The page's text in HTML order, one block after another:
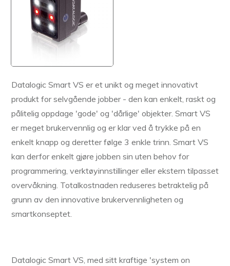
Datalogic Smart VS er et unikt og meget innovativt
produkt for selvgående jobber - den kan enkelt, raskt og
pålitelig oppdage 'gode' og 'dårlige' objekter. Smart VS
er meget brukervennlig og er klar ved å trykke på en
enkelt knapp og deretter følge 3 enkle trinn. Smart VS
kan derfor enkelt gjøre jobben sin uten behov for
programmering, verktøyinnstillinger eller ekstern tilpasset
overvåkning. Totalkostnaden reduseres betraktelig på
grunn av den innovative brukervennligheten og
smartkonseptet.
Datalogic Smart VS, med sitt kraftige 'system on